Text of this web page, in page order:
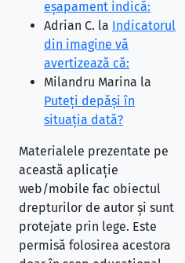
eşapament indică:
Adrian C. la Indicatorul
din imagine vă
avertizează că:
Milandru Marina la
Puteţi depăşi în
situaţia dată?
Materialele prezentate pe
această aplicație
web/mobile fac obiectul
drepturilor de autor și sunt
protejate prin lege. Este
permisă folosirea acestora